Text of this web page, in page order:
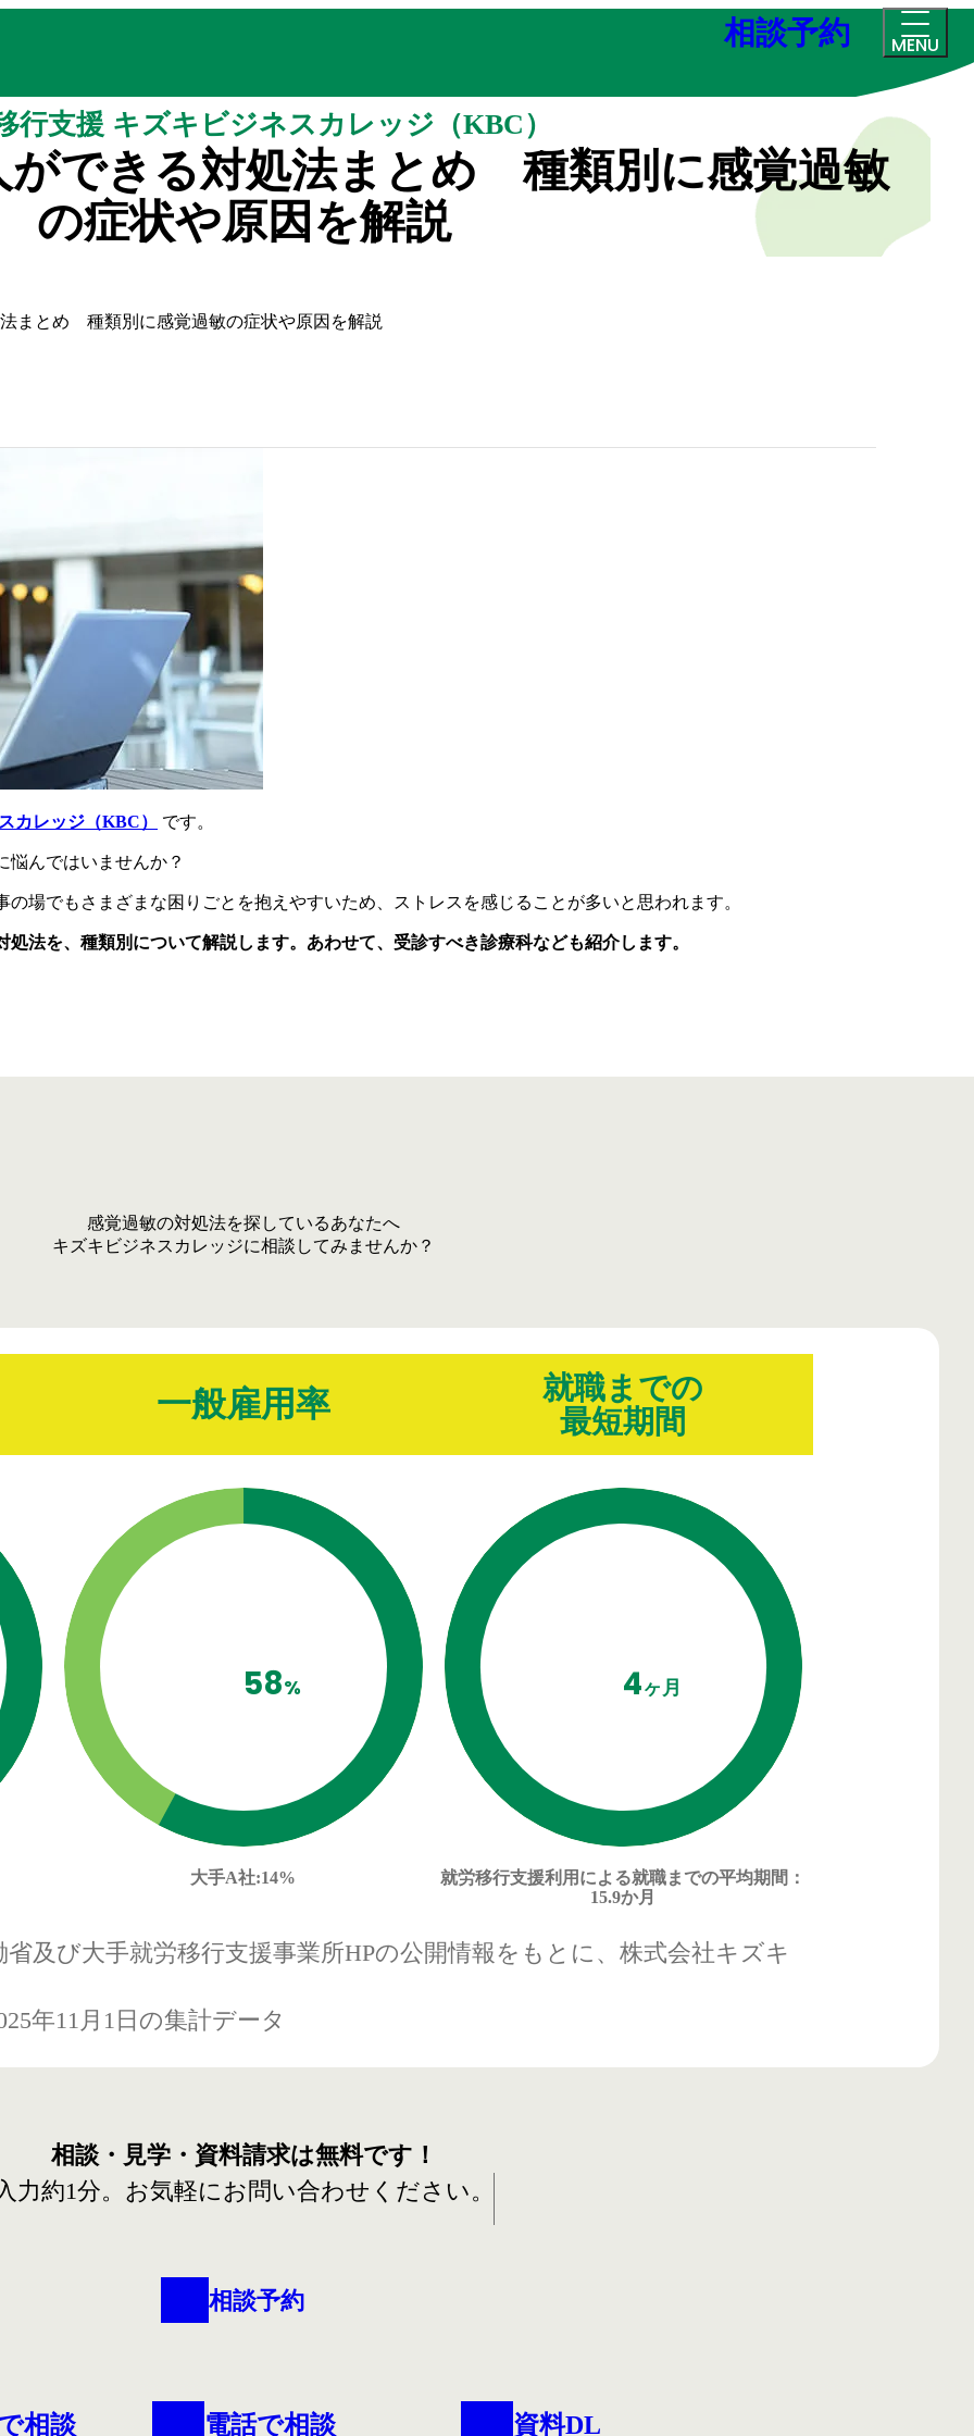
相談予約 MENU
行支援 キズキビジネスカレッジ（KBC）
ができる対処法まとめ 種類別に感覚過敏
の症状や原因を解説
まとめ 種類別に感覚過敏の症状や原因を解説
カレッジ（KBC） です。
悩んではいませんか？
場でもさまざまな困りごとを抱えやすいため、ストレスを感じることが多いと思われます。
法を、種類別について解説します。あわせて、受診すべき診療科なども紹介します。
感覚過敏の対処法を探しているあなたへ
キズキビジネスカレッジに相談してみませんか？
一般雇用率
58%
大手A社:14%
就職までの
最短期間
4ヶ月
就労移行支援利用による就職までの平均期間 ：
15.9か月
及び大手就労移行支援事業所HPの公開情報をもとに、株式会社キズキ
年11月1日の集計データ
相談・見学・資料請求は無料です！
力約1分。 お気軽にお問い合わせください。
相談予約
相談 電話で相談 資料DL